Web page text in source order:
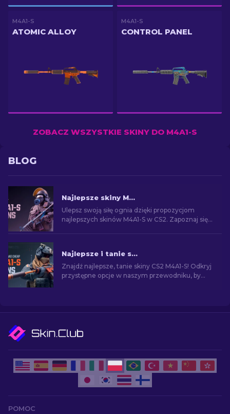
M4A1-S
ATOMIC ALLOY
M4A1-S
CONTROL PANEL
ZOBACZ WSZYSTKIE SKINY DO M4A1-S
BLOG
Najlepsze skiny M4A1-S w CS2 [2026]
Ulepsz swoją siłę ognia dzięki propozycjom
najlepszych skinów M4A1-S w CS2. Zapoznaj się z
Najlepsze i tanie skiny M4A1-S w CS2 [2026]
Znajdź najlepsze, tanie skiny CS2 M4A1-S! Odkryj
przystępne opcje w naszym przewodniku, by
POMOC